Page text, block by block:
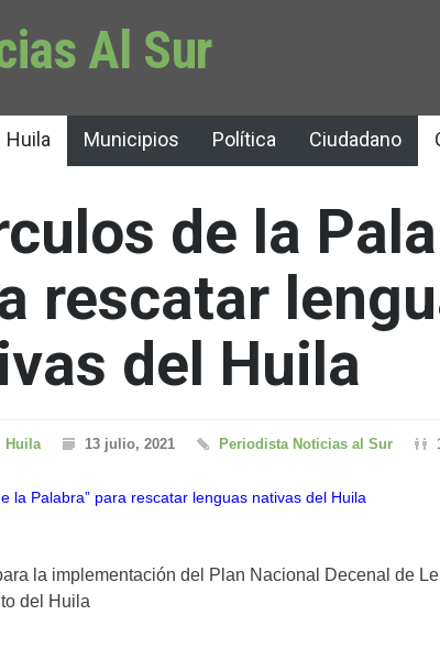
Al Sur
Huila Municipios Política Ciudadano
de la
rescatar
del Huila
Huila 13 julio, 2021 Periodista Noticias al Sur
la implementación del Plan Nacional Decenal de
del Huila